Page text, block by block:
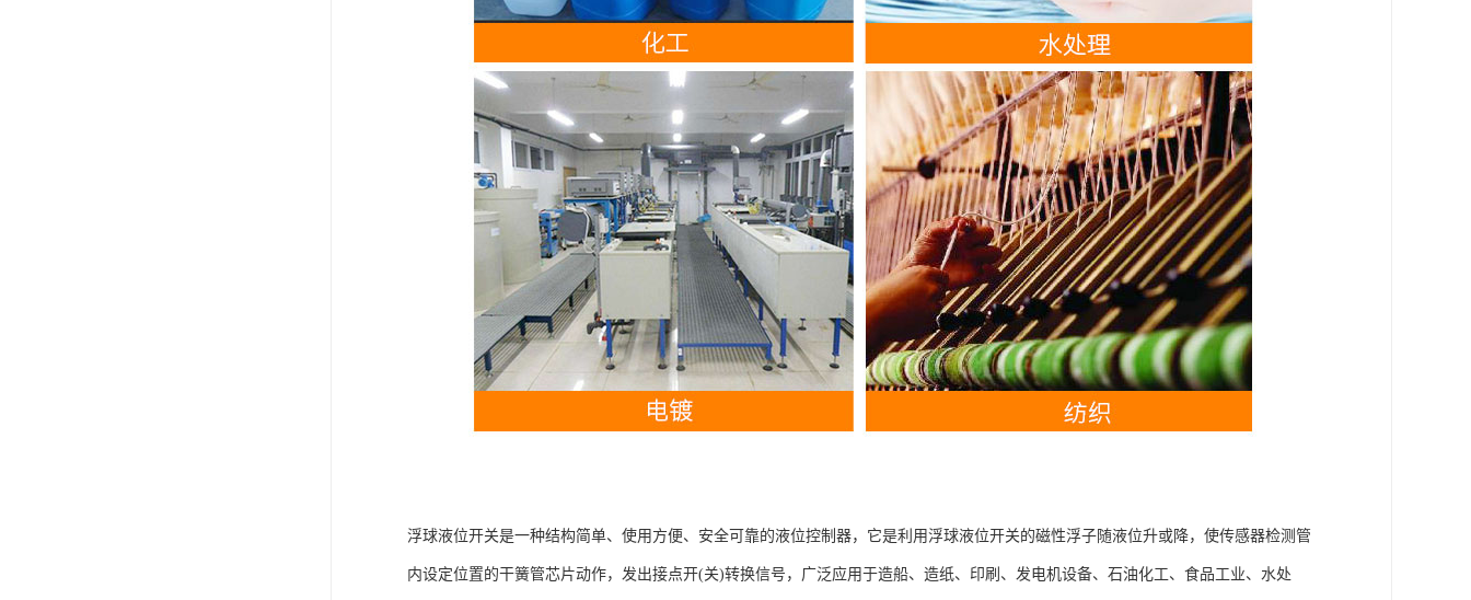
浮球液位开关是一种结构简单、使用方便、安全可靠的液位控制器，它是利用浮球液位开关的磁性浮子随液位升或降，使传感器检测管
内设定位置的干簧管芯片动作，发出接点开(关)转换信号，广泛应用于造船、造纸、印刷、发电机设备、石油化工、食品工业、水处